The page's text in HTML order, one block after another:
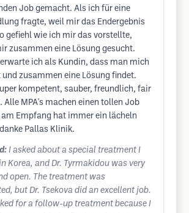
Job gemacht. Als ich für eine
fragte, weil mir das Endergebnis
gefiehl wie ich mir das vorstellte,
zusammen eine Lösung gesucht.
ich als Kundin, dass man mich
zusammen eine Lösung findet.
kompetent, sauber, freundlich, fair
Alle MPA's machen einen tollen Job
am Empfang hat immer ein lächeln
Pallas Klinik.
I asked about a special treatment I
Korea, and Dr. Tyrmakidou was very
open. The treatment was
but Dr. Tsekova did an excellent job.
for a follow-up treatment because I